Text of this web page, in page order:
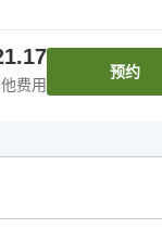
费用
预约